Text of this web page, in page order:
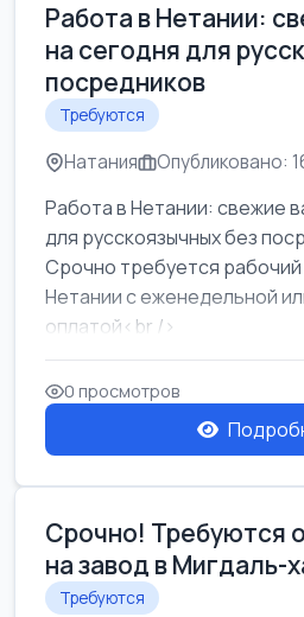
Работа в Нетании:
на сегодня для
посредников
Требуются
Натания Опубликовано:
Работа в Нетании: свежие
для русскоязычных без
Срочно требуется
Нетании с еженедельной
оплатой<br />
Свежие вакансии в Нетании
0 просмотров
Срочно! Требуются
на завод в Мигдаль-
Требуются